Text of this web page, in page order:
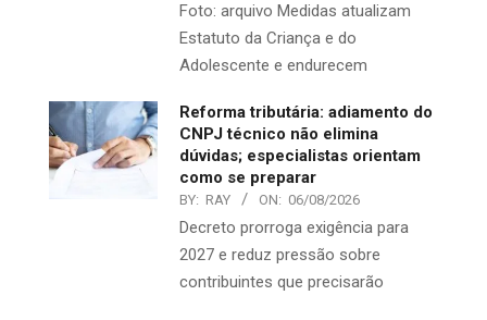
Foto: arquivo Medidas atualizam
Estatuto da Criança e do
Adolescente e endurecem
Reforma tributária: adiamento do
CNPJ técnico não elimina
dúvidas; especialistas orientam
como se preparar
BY: RAY ON: 06/08/2026
Decreto prorroga exigência para
2027 e reduz pressão sobre
contribuintes que precisarão